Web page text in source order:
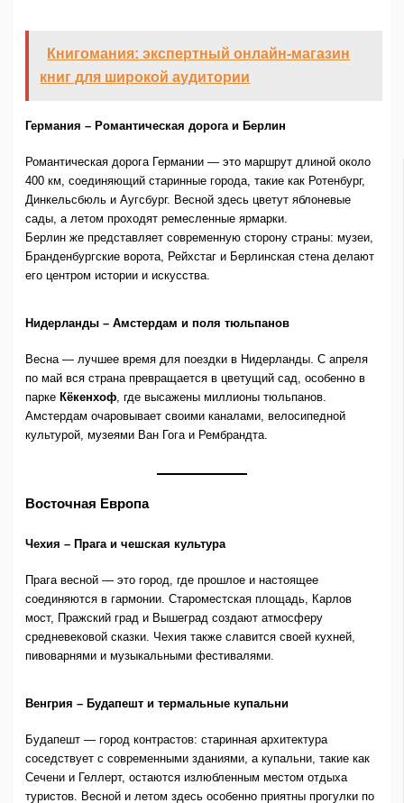
Книгомания: экспертный онлайн-магазин
книг для широкой аудитории
Германия – Романтическая дорога и Берлин
Романтическая дорога Германии — это маршрут длиной около
400 км, соединяющий старинные города, такие как Ротенбург,
Динкельсбюль и Аугсбург. Весной здесь цветут яблоневые
сады, а летом проходят ремесленные ярмарки.
Берлин же представляет современную сторону страны: музеи,
Бранденбургские ворота, Рейхстаг и Берлинская стена делают
его центром истории и искусства.
Нидерланды – Амстердам и поля тюльпанов
Весна — лучшее время для поездки в Нидерланды. С апреля
по май вся страна превращается в цветущий сад, особенно в
парке Кёкенхоф, где высажены миллионы тюльпанов.
Амстердам очаровывает своими каналами, велосипедной
культурой, музеями Ван Гога и Рембрандта.
Восточная Европа
Чехия – Прага и чешская культура
Прага весной — это город, где прошлое и настоящее
соединяются в гармонии. Староместская площадь, Карлов
мост, Пражский град и Вышеград создают атмосферу
средневековой сказки. Чехия также славится своей кухней,
пивоварнями и музыкальными фестивалями.
Венгрия – Будапешт и термальные купальни
Будапешт — город контрастов: старинная архитектура
соседствует с современными зданиями, а купальни, такие как
Сечени и Геллерт, остаются излюбленным местом отдыха
туристов. Весной и летом здесь особенно приятны прогулки по